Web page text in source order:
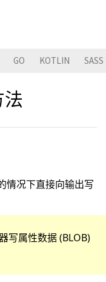
GO KOTLIN SASS
情况下直接向输出写
写属性数据 (BLOB)